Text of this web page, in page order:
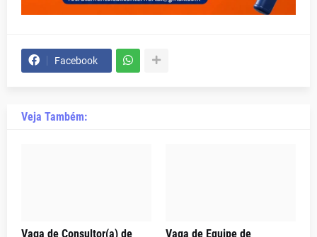
Facebook
Veja Também:
Vaga de Consultor(a) de Vaga de Equipe de